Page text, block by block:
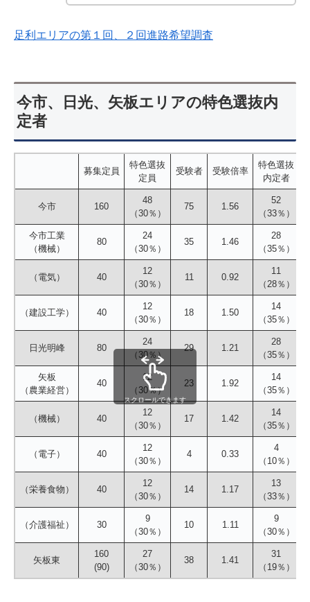
足利エリアの第１回、２回進路希望調査
今市、日光、矢板エリアの特色選抜内
定者
募集定員
特色選抜
定員
受験者 受験倍率
特色選抜
内定者
今市 160
48
（30％）
75 1.56
52
（33％）
今市工業
（機械）
80
24
（30％）
35 1.46
28
（35％）
（電気） 40
12
（30％）
11 0.92
11
（28％）
（建設工学） 40
12
（30％）
18 1.50
14
（35％）
日光明峰 80
24
（30％）
29 1.21
28
（35％）
矢板
（農業経営）
40
12
（30％）
23 1.92
14
（35％）
（機械） 40
12
（30％）
17 1.42
14
（35％）
（電子） 40
12
（30％）
4 0.33
4
（10％）
（栄養食物） 40
12
（30％）
14 1.17
13
（33％）
（介護福祉） 30
9
（30％）
10 1.11
9
（30％）
矢板東
160
(90)
27
（30％）
38 1.41
31
（19％）
スクロールできます